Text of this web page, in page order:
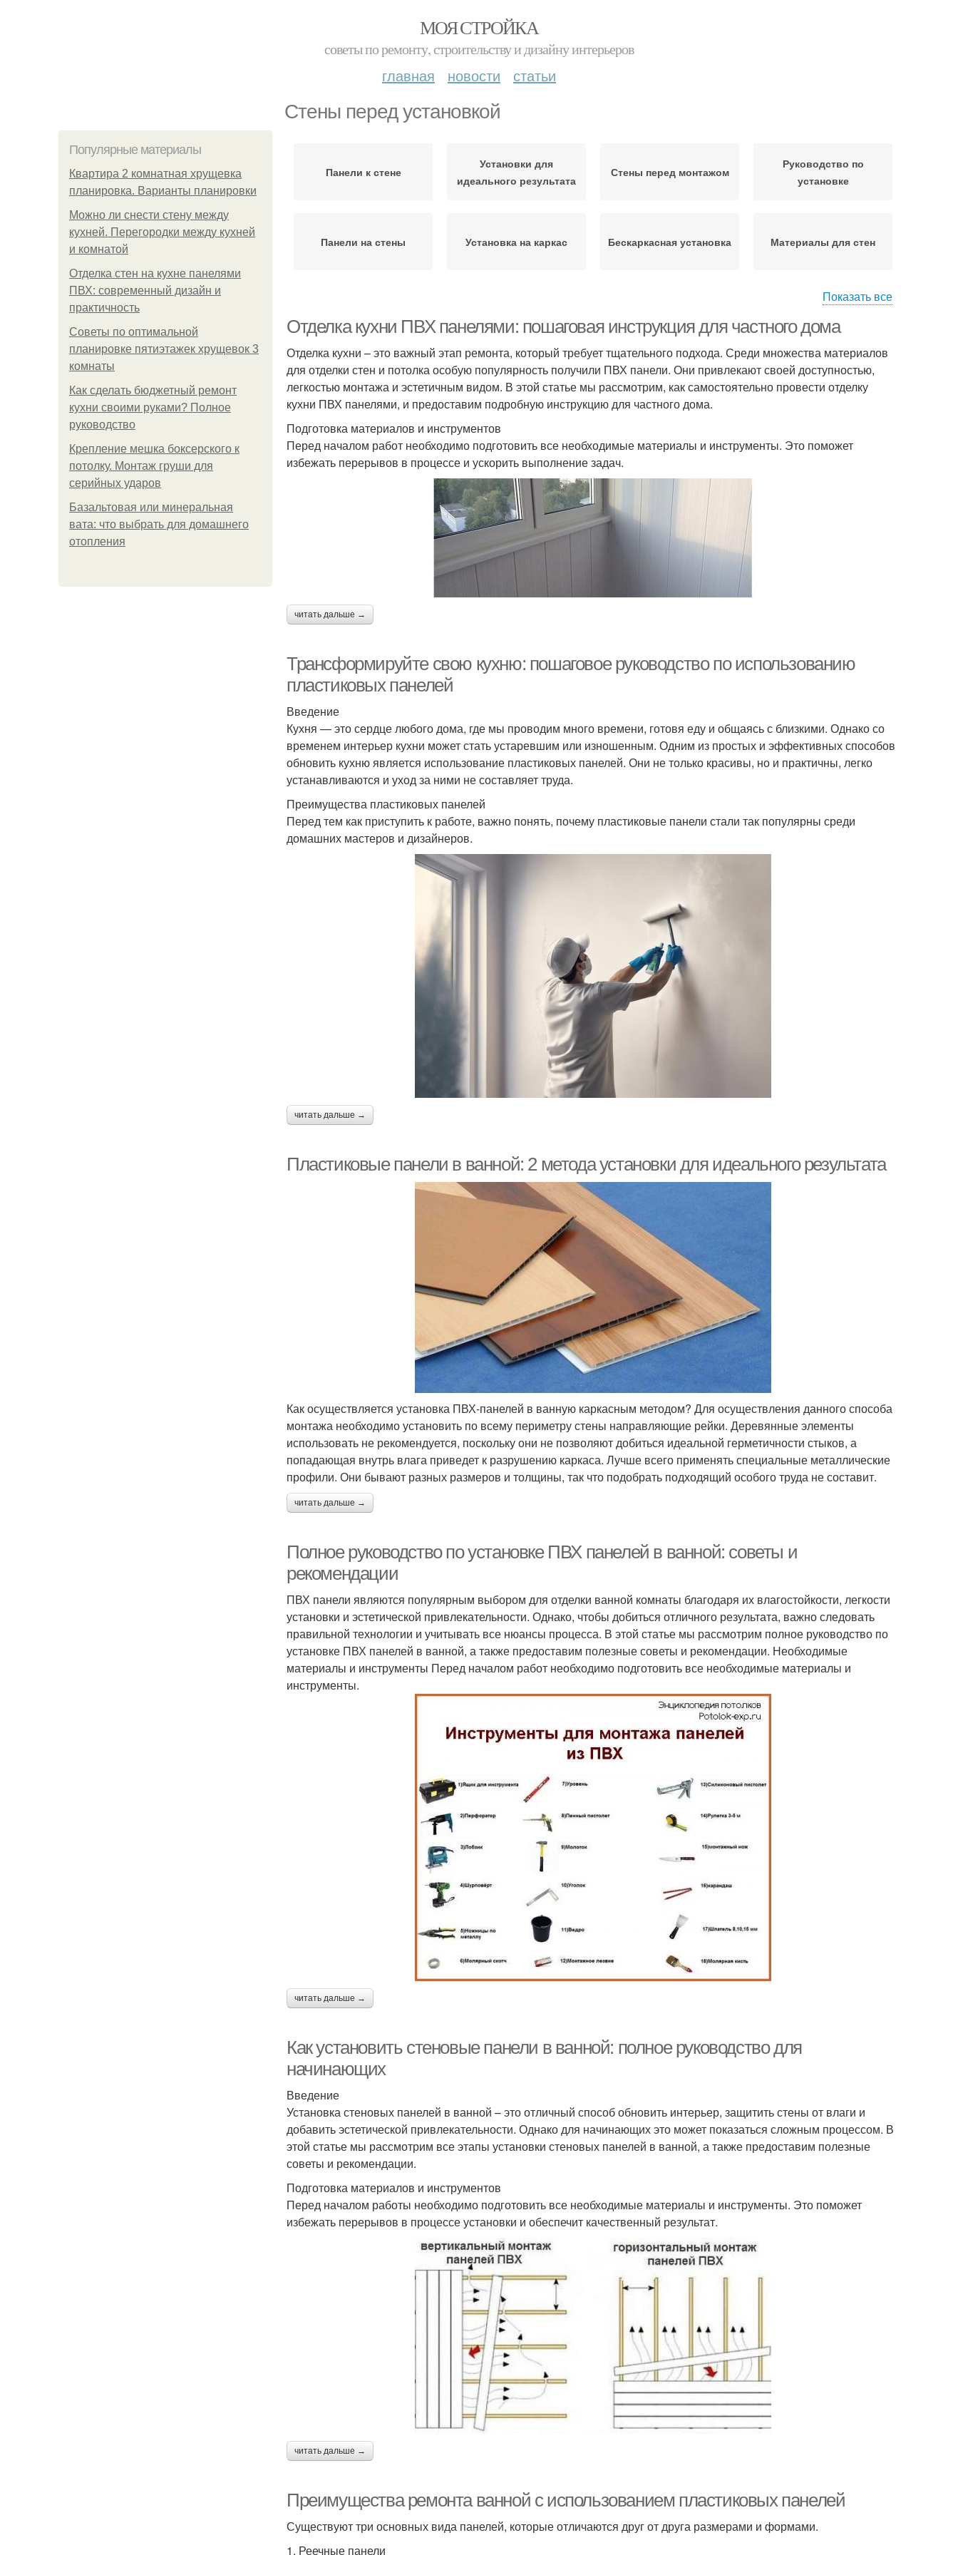
МОЯ СТРОЙКА
советы по ремонту, строительству и дизайну интерьеров
главная новости статьи
Стены перед установкой
Популярные материалы
Квартира 2 комнатная хрущевка
планировка. Варианты планировки
Можно ли снести стену между
кухней. Перегородки между кухней
и комнатой
Отделка стен на кухне панелями
ПВХ: современный дизайн и
практичность
Советы по оптимальной
планировке пятиэтажек хрущевок 3
комнаты
Как сделать бюджетный ремонт
кухни своими руками? Полное
руководство
Крепление мешка боксерского к
потолку. Монтаж груши для
серийных ударов
Базальтовая или минеральная
вата: что выбрать для домашнего
отопления
Панели к стене
Установки для
идеального результата
Стены перед монтажом
Руководство по
установке
Панели на стены Установка на каркас Бескаркасная установка Материалы для стен
Показать все
Отделка кухни ПВХ панелями: пошаговая инструкция для частного дома
Отделка кухни – это важный этап ремонта, который требует тщательного подхода. Среди множества материалов
для отделки стен и потолка особую популярность получили ПВХ панели. Они привлекают своей доступностью,
легкостью монтажа и эстетичным видом. В этой статье мы рассмотрим, как самостоятельно провести отделку
кухни ПВХ панелями, и предоставим подробную инструкцию для частного дома.
Подготовка материалов и инструментов
Перед началом работ необходимо подготовить все необходимые материалы и инструменты. Это поможет
избежать перерывов в процессе и ускорить выполнение задач.
читать дальше →
Трансформируйте свою кухню: пошаговое руководство по использованию
пластиковых панелей
Введение
Кухня — это сердце любого дома, где мы проводим много времени, готовя еду и общаясь с близкими. Однако со
временем интерьер кухни может стать устаревшим или изношенным. Одним из простых и эффективных способов
обновить кухню является использование пластиковых панелей. Они не только красивы, но и практичны, легко
устанавливаются и уход за ними не составляет труда.
Преимущества пластиковых панелей
Перед тем как приступить к работе, важно понять, почему пластиковые панели стали так популярны среди
домашних мастеров и дизайнеров.
читать дальше →
Пластиковые панели в ванной: 2 метода установки для идеального результата
Как осуществляется установка ПВХ-панелей в ванную каркасным методом? Для осуществления данного способа
монтажа необходимо установить по всему периметру стены направляющие рейки. Деревянные элементы
использовать не рекомендуется, поскольку они не позволяют добиться идеальной герметичности стыков, а
попадающая внутрь влага приведет к разрушению каркаса. Лучше всего применять специальные металлические
профили. Они бывают разных размеров и толщины, так что подобрать подходящий особого труда не составит.
читать дальше →
Полное руководство по установке ПВХ панелей в ванной: советы и
рекомендации
ПВХ панели являются популярным выбором для отделки ванной комнаты благодаря их влагостойкости, легкости
установки и эстетической привлекательности. Однако, чтобы добиться отличного результата, важно следовать
правильной технологии и учитывать все нюансы процесса. В этой статье мы рассмотрим полное руководство по
установке ПВХ панелей в ванной, а также предоставим полезные советы и рекомендации. Необходимые
материалы и инструменты Перед началом работ необходимо подготовить все необходимые материалы и
инструменты.
читать дальше →
Как установить стеновые панели в ванной: полное руководство для
начинающих
Введение
Установка стеновых панелей в ванной – это отличный способ обновить интерьер, защитить стены от влаги и
добавить эстетической привлекательности. Однако для начинающих это может показаться сложным процессом. В
этой статье мы рассмотрим все этапы установки стеновых панелей в ванной, а также предоставим полезные
советы и рекомендации.
Подготовка материалов и инструментов
Перед началом работы необходимо подготовить все необходимые материалы и инструменты. Это поможет
избежать перерывов в процессе установки и обеспечит качественный результат.
читать дальше →
Преимущества ремонта ванной с использованием пластиковых панелей
Существуют три основных вида панелей, которые отличаются друг от друга размерами и формами.
1. Реечные панели